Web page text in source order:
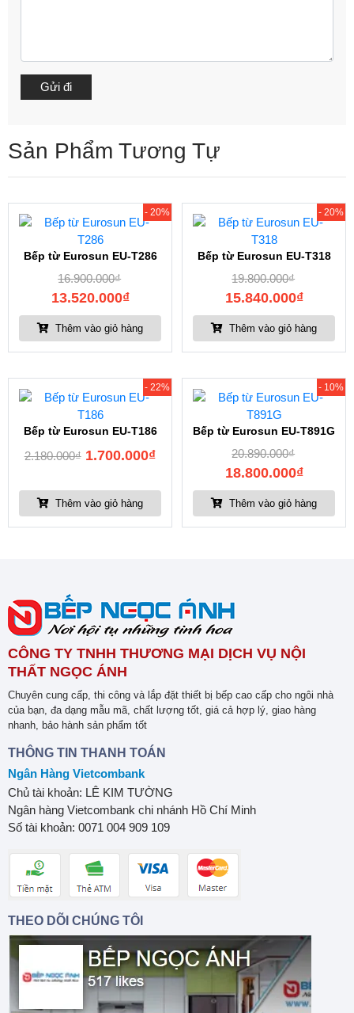
Sản Phẩm Tương Tự
- 20%
Bếp từ Eurosun EU-T286
16.900.000₫
13.520.000₫
Thêm vào giỏ hàng
- 20%
Bếp từ Eurosun EU-T318
19.800.000₫
15.840.000₫
Thêm vào giỏ hàng
- 22%
Bếp từ Eurosun EU-T186
2.180.000₫ 1.700.000₫
Thêm vào giỏ hàng
- 10%
Bếp từ Eurosun EU-T891G
20.890.000₫
18.800.000₫
Thêm vào giỏ hàng
CÔNG TY TNHH THƯƠNG MẠI DỊCH VỤ NỘI
THẤT NGỌC ÁNH
Chuyên cung cấp, thi công và lắp đặt thiết bị bếp cao cấp cho ngôi nhà
của bạn, đa dạng mẫu mã, chất lượng tốt, giá cả hợp lý, giao hàng
nhanh, bảo hành sản phẩm tốt
THÔNG TIN THANH TOÁN
Ngân Hàng Vietcombank
Chủ tài khoản: LÊ KIM TƯỜNG
Ngân hàng Vietcombank chi nhánh Hồ Chí Minh
Số tài khoản: 0071 004 909 109
THEO DÕI CHÚNG TÔI